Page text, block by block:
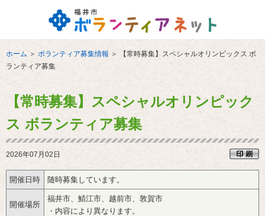
ホーム ＞ ボランティア募集情報 ＞
【常時募集】スペシャルオリンピックス ボ
ランティア募集
【常時募集】スペシャルオリンピック
ス ボランティア募集
2026年07月02日
開催日時 随時募集しています。
開催場所
福井市、鯖江市、越前市、敦賀市‌
・内容により異なります。